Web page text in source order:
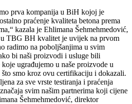
prva kompanija u BiH kojoj je
praćenje kvaliteta betona prema
kazala je Ehlimana Šehmehmedović,
TBG BH kvalitet je uvijek na prvom
radimo na poboljšanjima u svim
bi naši proizvodi i usluge bili
ugrađujemo u naše proizvode u
što smo kroz ovu certifikaciju i dokazali.
za sve vrste testiranja i praćenja
svim našim partnerima koji cijene
Šehmehmedović, direktor